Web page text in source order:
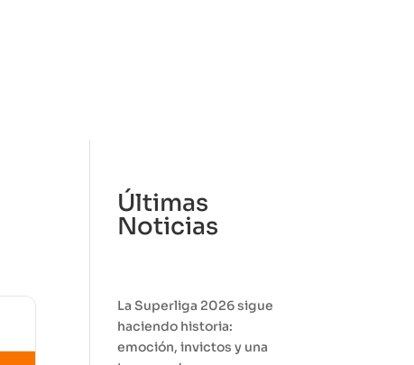
Últimas
Noticias
La Superliga 2026 sigue
haciendo historia:
emoción, invictos y una